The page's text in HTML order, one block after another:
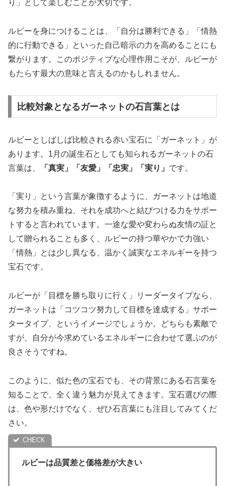
り」として楽しむことが大切です。
ルビーを身につけることは、
「自分は勝利できる」「情熱
的に行動できる」といった自己暗示の力を高める ことにも
繋がります。このポジティブな心理作用こそが、ルビーが
もたらす最大の意味と言えるのかもしれません。
比較対象となるガーネットの石言葉とは
ルビーとしばしば比較される赤い宝石に「ガーネット」が
あります。1月の誕生石としても知られるガーネットの石
言葉は、
「真実」「友愛」「忠実」「実り」 です。
「実り」という言葉が象徴するように、ガーネットは地道
な努力を積み重ね、それを成功へと結びつける力 をサポー
トすると言われています。一途な愛や変わらぬ友情の証と
して贈られることも多く、ルビーの持つ華やかで力強い
「情熱」とは少し異なる、温かく誠実なエネルギーを持つ
宝石です。
ルビーが「目標を勝ち取りに行く」リーダータイプなら、
ガーネットは「コツコツ努力して目標を達成する」サポー
タータイプ、というイメージでしょうか。どちらも素敵で
すが、自分が今求めているエネルギーに合わせて選ぶのが
良さそうですね。
このように、似た色の宝石でも、その背景にある石言葉を
知ることで、全く違う魅力が見えてきます。宝石選びの際
は、色や形だけでなく、ぜひ石言葉にも注目してみてくだ
さい。
ルビーは品質差と価格差が大きい